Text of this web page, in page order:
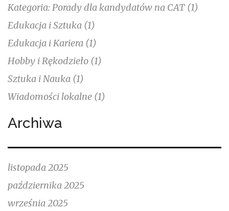
Kategoria: Porady dla kandydatów na CAT (1)
Edukacja i Sztuka (1)
Edukacja i Kariera (1)
Hobby i Rękodzieło (1)
Sztuka i Nauka (1)
Wiadomości lokalne (1)
Archiwa
listopada 2025
października 2025
września 2025